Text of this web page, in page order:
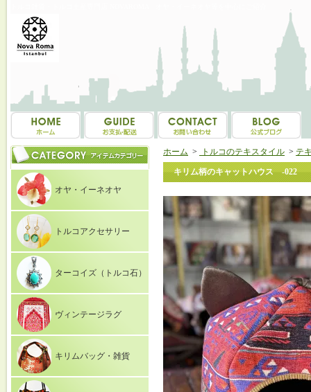
オヤ・イーネオヤ
トルコアクセサリー
ターコイズ（トルコ石）
ヴィンテージラグ
キリムバッグ・雑貨
ホーム > トルコのテキスタイル > テ
キリム柄のキャットハウス -022